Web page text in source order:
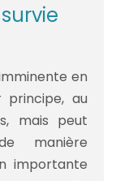
en
au
mais peut
manière
importante